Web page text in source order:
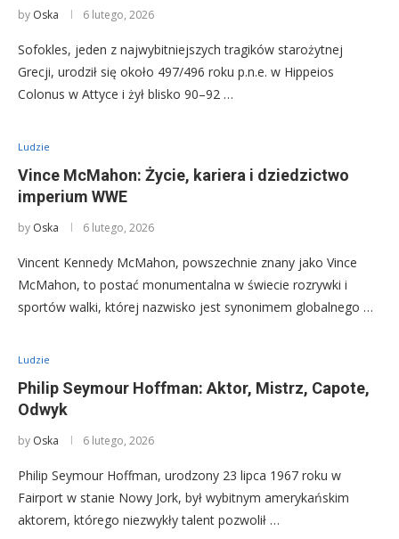
by Oska 6 lutego, 2026
Sofokles, jeden z najwybitniejszych tragików starożytnej
Grecji, urodził się około 497/496 roku p.n.e. w Hippeios
Colonus w Attyce i żył blisko 90–92 …
Ludzie
Vince McMahon: Życie, kariera i dziedzictwo
imperium WWE
by Oska 6 lutego, 2026
Vincent Kennedy McMahon, powszechnie znany jako Vince
McMahon, to postać monumentalna w świecie rozrywki i
sportów walki, której nazwisko jest synonimem globalnego …
Ludzie
Philip Seymour Hoffman: Aktor, Mistrz, Capote,
Odwyk
by Oska 6 lutego, 2026
Philip Seymour Hoffman, urodzony 23 lipca 1967 roku w
Fairport w stanie Nowy Jork, był wybitnym amerykańskim
aktorem, którego niezwykły talent pozwolił …